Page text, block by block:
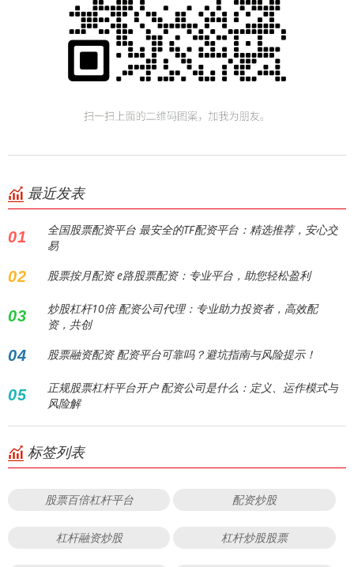
最近发表
01
全国股票配资平台 最安全的TF配资平台：精选推荐，安心交
易
02 股票按月配资 e路股票配资：专业平台，助您轻松盈利
03
炒股杠杆10倍 配资公司代理：专业助力投资者，高效配
资，共创
04 股票融资配资 配资平台可靠吗？避坑指南与风险提示！
05
正规股票杠杆平台开户 配资公司是什么：定义、运作模式与
风险解
标签列表
股票百倍杠杆平台 配资炒股
杠杆融资炒股 杠杆炒股股票